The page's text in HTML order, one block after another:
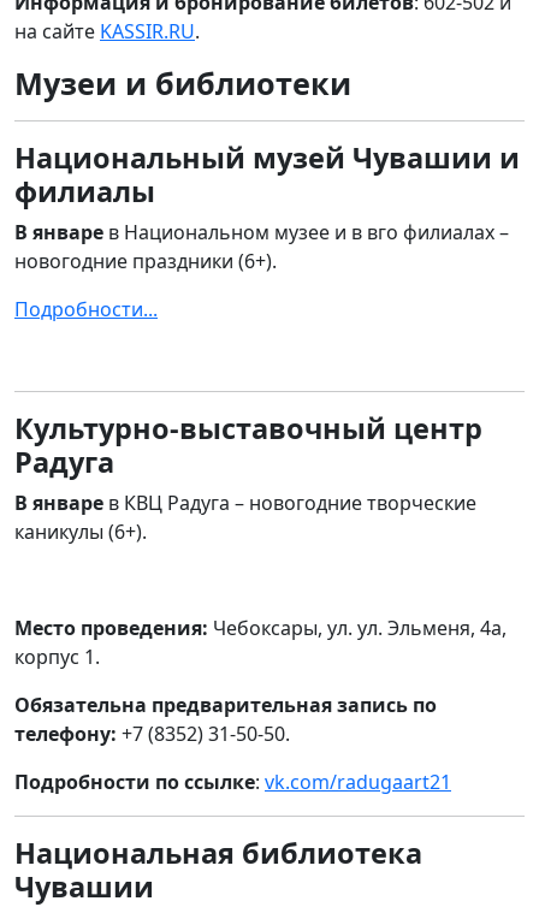
на сайте KASSIR.RU.
Музеи и библиотеки
Национальный музей Чувашии и
филиалы
В январе в Национальном музее и в вго филиалах –
новогодние праздники (6+).
Подробности...
Культурно-выставочный центр
Радуга
В январе в КВЦ Радуга – новогодние творческие
каникулы (6+).
Место проведения: Чебоксары, ул. ул. Эльменя, 4а,
корпус 1.
Обязательна предварительная запись по
телефону: +7 (8352) 31-50-50.
Подробности по ссылке: vk.com/radugaart21
Национальная библиотека
Чувашии